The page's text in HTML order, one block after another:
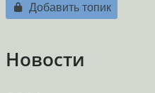
Добавить топик
Новости